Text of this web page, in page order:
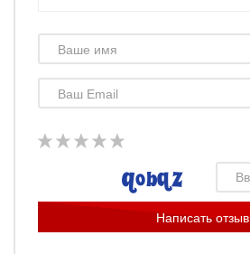
Написать отзыв